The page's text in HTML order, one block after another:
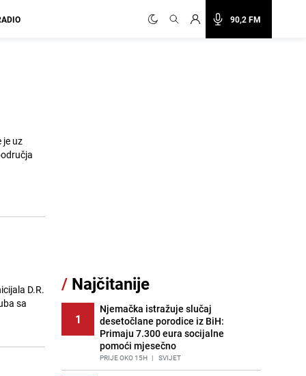
90,2 FM
je uz
D.R.
sa
/ Najčitanije
1
Njemačka istražuje slučaj
desetočlane porodice iz BiH:
Primaju 7.300 eura socijalne
pomoći mjesečno
PRIJE OKO 15H | SVIJET